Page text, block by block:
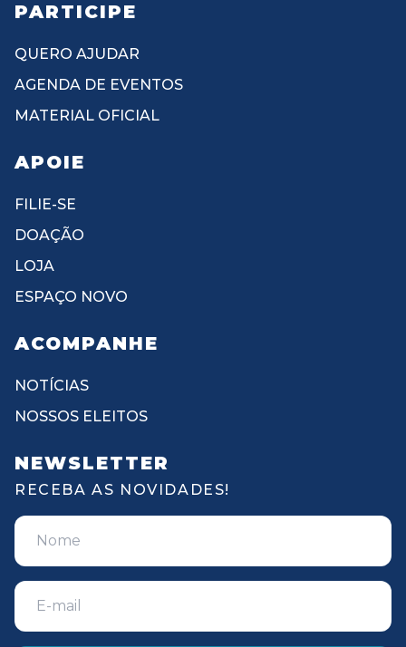
PARTICIPE
QUERO AJUDAR
AGENDA DE EVENTOS
MATERIAL OFICIAL
APOIE
FILIE-SE
DOAÇÃO
LOJA
ESPAÇO NOVO
ACOMPANHE
NOTÍCIAS
NOSSOS ELEITOS
NEWSLETTER
RECEBA AS NOVIDADES!